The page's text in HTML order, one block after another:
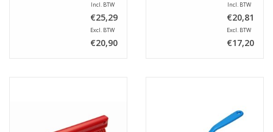
Incl. BTW
€25,29
Excl. BTW
€20,90
Incl. BTW
€20,81
Excl. BTW
€17,20